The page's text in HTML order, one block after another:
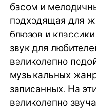
басом и
подходящая для
блюзов и
звук для
великолепно
музыкальных
записанных. На
великолепно